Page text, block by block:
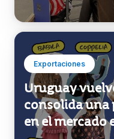
Exportaciones
Uruguay
consolida una
en el mercado